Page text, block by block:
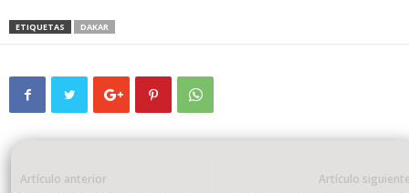
ETIQUETAS DAKAR
Artículo anterior Artículo